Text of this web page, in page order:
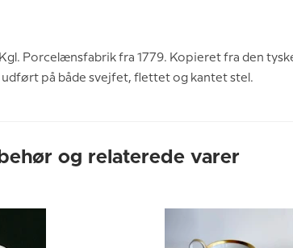
Porcelænsfabrik fra 1779. Kopieret fra den
på både svejfet, flettet og kantet stel.
og relaterede varer